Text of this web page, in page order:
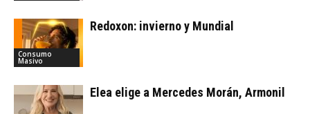
Consumo
Masivo
Redoxon: invierno y Mundial
Elea elige a Mercedes Morán, Armonil